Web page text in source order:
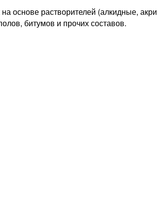
основе растворителей (алкидные,
битумов и прочих составов.